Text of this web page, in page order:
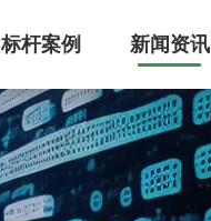
标杆案例 新闻资讯